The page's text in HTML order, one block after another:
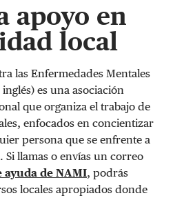
apoyo en
local
las Enfermedades Mentales
es una asociación
que organiza el trabajo de
enfocados en concientizar
persona que se enfrente a
llamas o envías un correo
ayuda de NAMI, podrás
locales apropiados donde